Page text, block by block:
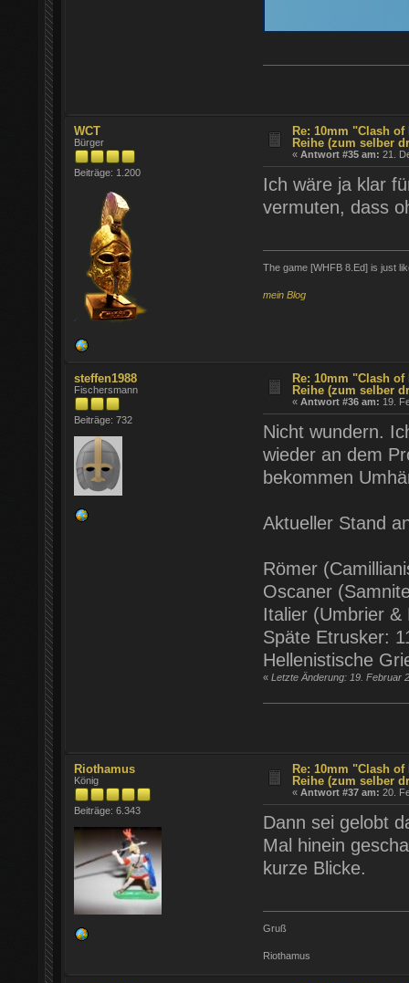
WCT
Bürger
Beiträge: 1.200
Re: 10mm "Clash
Reihe (zum selber
«Antwort #35 am: 21.
Ich wäre ja klar
vermuten, dass
The game [WHFB 8.Ed] is just
mein Blog
steffen1988
Fischersmann
Beiträge: 732
Re: 10mm "Clash
Reihe (zum selber
«Antwort #36 am: 19.
Nicht wundern.
wieder an dem
bekommen
Aktueller Stand
Römer
Oscaner
Italier (Umbrier &
Späte Etrusker:
Hellenistische
« Letzte Änderung: 19. Februar
Riothamus
König
Beiträge: 6.343
Re: 10mm "Clash
Reihe (zum selber
«Antwort #37 am: 20.
Dann sei gelobt
Mal hinein
kurze Blicke.
Gruß
Riothamus